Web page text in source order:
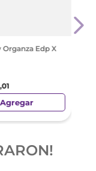
Organza Edp X
,01
Agregar